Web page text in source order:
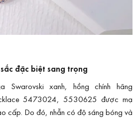
đặc biệt sang trọng
Swarovski xanh, hồng chính hãng
5473024, 5530625 được mạ
cấp. Do đó, nhẫn có độ sáng bóng và